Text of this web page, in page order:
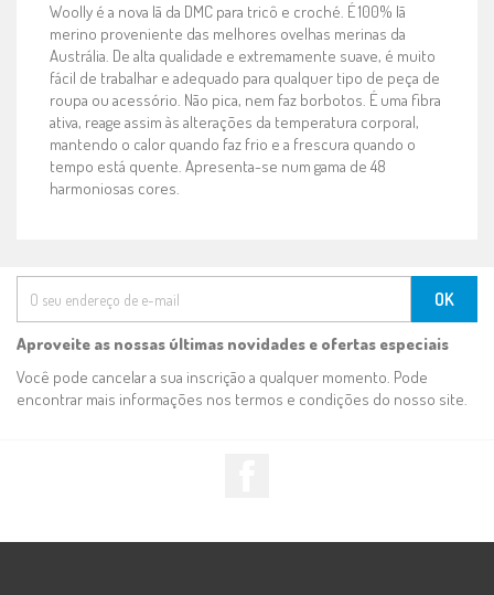
Woolly é a nova lã da DMC para tricô e croché. É 100% lã
merino proveniente das melhores ovelhas merinas da
Austrália. De alta qualidade e extremamente suave, é muito
fácil de trabalhar e adequado para qualquer tipo de peça de
roupa ou acessório. Não pica, nem faz borbotos. É uma fibra
ativa, reage assim às alterações da temperatura corporal,
mantendo o calor quando faz frio e a frescura quando o
tempo está quente. Apresenta-se num gama de 48
harmoniosas cores.
Aproveite as nossas últimas novidades e ofertas especiais
Você pode cancelar a sua inscrição a qualquer momento. Pode
encontrar mais informações nos termos e condições do nosso site.